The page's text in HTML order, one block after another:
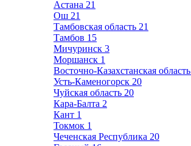
Астана 21
Ош 21
Тамбовская область 21
Тамбов 15
Мичуринск 3
Моршанск 1
Восточно-Казахстанская область
Усть-Каменогорск 20
Чуйская область 20
Кара-Балта 2
Кант 1
Токмок 1
Чеченская Республика 20